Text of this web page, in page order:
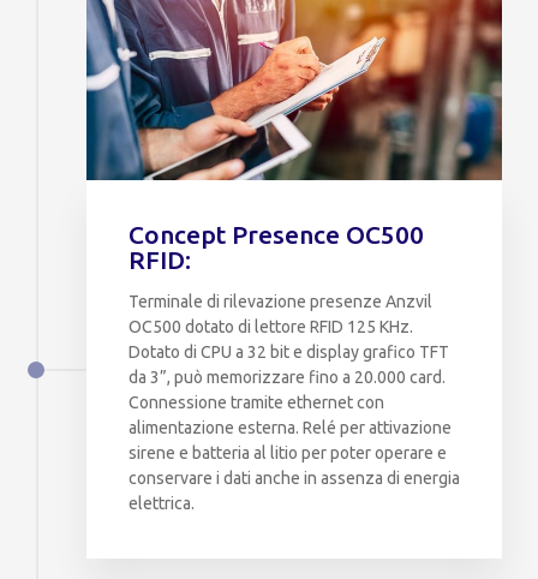
Concept Presence OC500
RFID:
Terminale di rilevazione presenze Anzvil
OC500 dotato di lettore RFID 125 KHz.
Dotato di CPU a 32 bit e display grafico TFT
da 3”, può memorizzare fino a 20.000 card.
Connessione tramite ethernet con
alimentazione esterna. Relé per attivazione
sirene e batteria al litio per poter operare e
conservare i dati anche in assenza di energia
elettrica.